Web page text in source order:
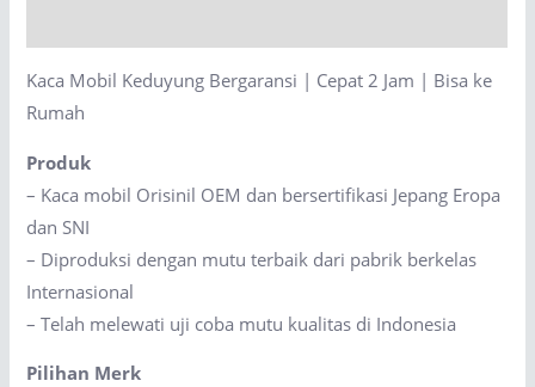
|
Bisa
ke
Rumah
quantity
Kaca Mobil Keduyung Bergaransi | Cepat 2 Jam | Bisa ke
Rumah
Produk
– Kaca mobil Orisinil OEM dan bersertifikasi Jepang Eropa
dan SNI
– Diproduksi dengan mutu terbaik dari pabrik berkelas
Internasional
– Telah melewati uji coba mutu kualitas di Indonesia
Pilihan Merk